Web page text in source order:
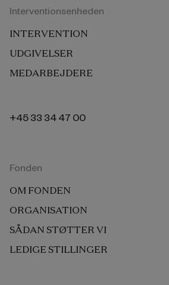
Interventionsenheden
INTERVENTION
UDGIVELSER
MEDARBEJDERE
+45 33 34 47 00
Fonden
OM FONDEN
ORGANISATION
SÅDAN STØTTER VI
LEDIGE STILLINGER